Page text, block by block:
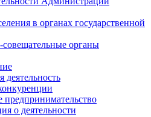
в органах государственной
совещательные органы
деятельность
предпринимательство
о деятельности